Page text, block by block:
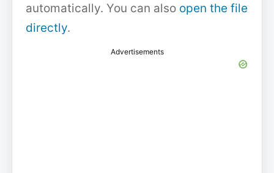
automatically. You can also open the file
directly.
Advertisements